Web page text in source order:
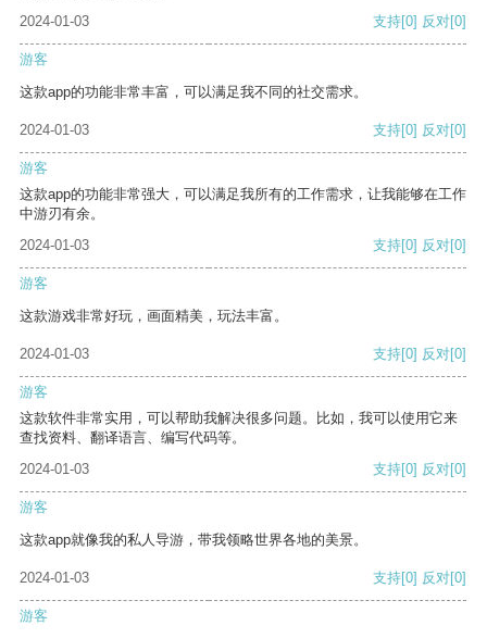
2024-01-03
支持[0] 反对[0]
游客
这款app的功能非常丰富，可以满足我不同的社交需求。
2024-01-03 支持[0] 反对[0]
游客
这款app的功能非常强大，可以满足我所有的工作需求，让我能够在工作
中游刃有余。
2024-01-03
支持[0] 反对[0]
游客
这款游戏非常好玩，画面精美，玩法丰富。
2024-01-03 支持[0] 反对[0]
游客
这款软件非常实用，可以帮助我解决很多问题。比如，我可以使用它来
查找资料、翻译语言、编写代码等。
2024-01-03
支持[0] 反对[0]
游客
这款app就像我的私人导游，带我领略世界各地的美景。
2024-01-03 支持[0] 反对[0]
游客